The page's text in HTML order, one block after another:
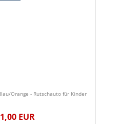
Orange - Rutschauto für Kinder
EUR